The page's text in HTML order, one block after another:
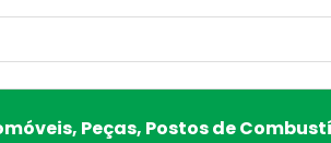
Peças, Postos de